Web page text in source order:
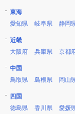
東海
愛知県
岐阜県 静岡
近畿
大阪府
兵庫県 京都
中国
鳥取県
島根県 岡山
四国
徳島県
香川県 愛媛